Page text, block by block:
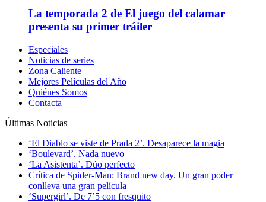
La temporada 2 de El juego del calamar
presenta su primer tráiler
Especiales
Noticias de series
Zona Caliente
Mejores Películas del Año
Quiénes Somos
Contacta
Últimas Noticias
‘El Diablo se viste de Prada 2’. Desaparece la magia
‘Boulevard’. Nada nuevo
‘La Asistenta’. Dúo perfecto
Crítica de Spider-Man: Brand new day. Un gran poder
conlleva una gran película
‘Supergirl’. De 7’5 con fresquito